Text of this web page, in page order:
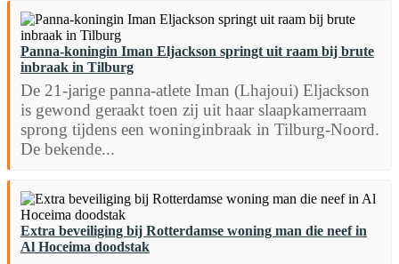
Panna-koningin Iman Eljackson springt uit raam bij brute
inbraak in Tilburg
De 21-jarige panna-atlete Iman (Lhajoui) Eljackson
is gewond geraakt toen zij uit haar slaapkamerraam
sprong tijdens een woninginbraak in Tilburg-Noord.
De bekende...
Extra beveiliging bij Rotterdamse woning man die neef in
Al Hoceima doodstak